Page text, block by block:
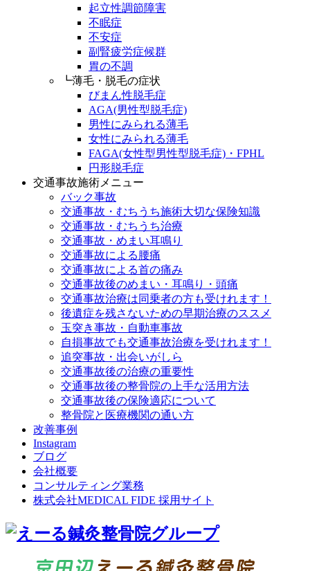
起立性調節障害
不眠症
不安症
副腎疲労症候群
胃の不調
┗薄毛・脱毛の症状
びまん性脱毛症
AGA(男性型脱毛症)
男性にみられる薄毛
女性にみられる薄毛
FAGA(女性型男性型脱毛症)・FPHL
円形脱毛症
交通事故施術メニュー
バック事故
交通事故・むちうち施術大切な保険知識
交通事故・むちうち治療
交通事故・めまい耳鳴り
交通事故による腰痛
交通事故による首の痛み
交通事故後のめまい・耳鳴り・頭痛
交通事故治療は同乗者の方も受けれます！
後遺症を残さないための早期治療のススメ
玉突き事故・自動車事故
自損事故でも交通事故治療を受けれます！
追突事故・出会いがしら
交通事故後の治療の重要性
交通事故後の整骨院の上手な活用方法
交通事故後の保険適応について
整骨院と医療機関の通い方
改善事例
Instagram
ブログ
会社概要
コンサルティング業務
株式会社MEDICAL FIDE 採用サイト